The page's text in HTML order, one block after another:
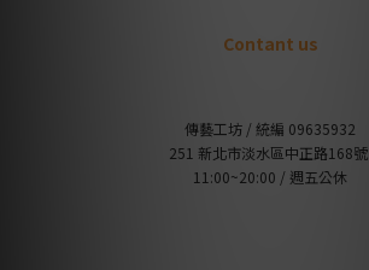
Contant us
傳藝工坊 / 統編 09635932
251 新北市淡水區中正路168號
11:00~20:00 / 週五公休